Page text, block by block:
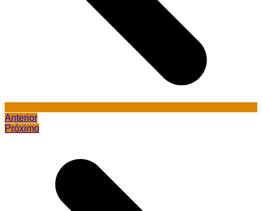
Anterior
Próximo